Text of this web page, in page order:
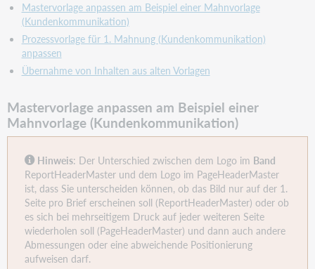
Mastervorlage anpassen am Beispiel einer Mahnvorlage
(Kundenkommunikation)
Prozessvorlage für 1. Mahnung (Kundenkommunikation)
anpassen
Übernahme von Inhalten aus alten Vorlagen
Mastervorlage anpassen am Beispiel einer
Mahnvorlage (Kundenkommunikation)
Hinweis: Der Unterschied zwischen dem Logo im Band
ReportHeaderMaster und dem Logo im PageHeaderMaster
ist, dass Sie unterscheiden können, ob das Bild nur auf der 1.
Seite pro Brief erscheinen soll (ReportHeaderMaster) oder ob
es sich bei mehrseitigem Druck auf jeder weiteren Seite
wiederholen soll (PageHeaderMaster) und dann auch andere
Abmessungen oder eine abweichende Positionierung
aufweisen darf.